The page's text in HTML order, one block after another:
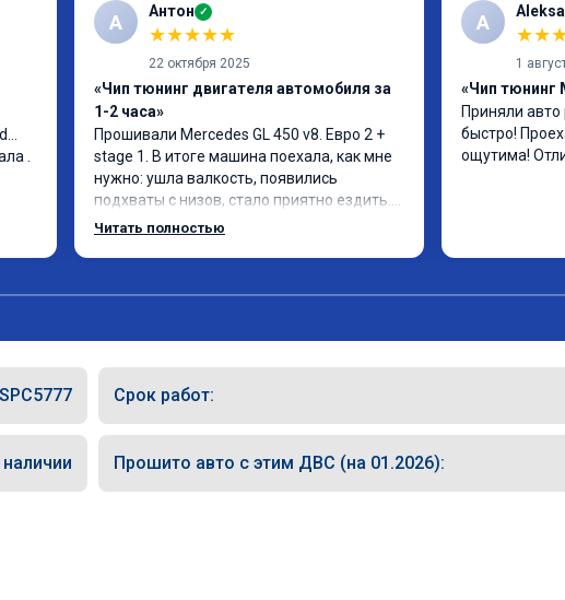
.
А Антон ✓
★★★★★
22 октября 2025
«Чип тюнинг двигателя автомобиля за
1-2 часа»
Прошивали Mercedes GL 450 v8. Евро 2 +
stage 1. В итоге машина поехала, как мне
нужно: ушла валкость, появились
подхваты с низов, стало приятно ездить.
Одни из лучших трат, в авто! 🔥
Читать полностью
A
★★
1
«Чип тюнинг
Приняли авто
быстро!
ощутима!
Срок работ:
наличии Прошито авто с этим ДВС (на 01.2026):